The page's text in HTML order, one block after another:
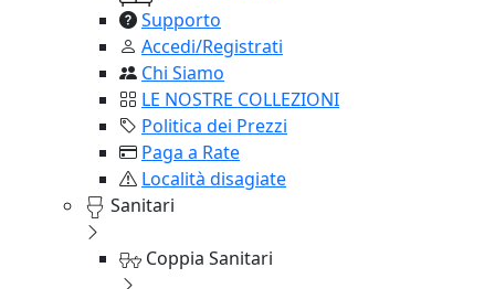
Supporto
Accedi/Registrati
Chi Siamo
LE NOSTRE COLLEZIONI
Politica dei Prezzi
Paga a Rate
Località disagiate
Sanitari
Coppia Sanitari